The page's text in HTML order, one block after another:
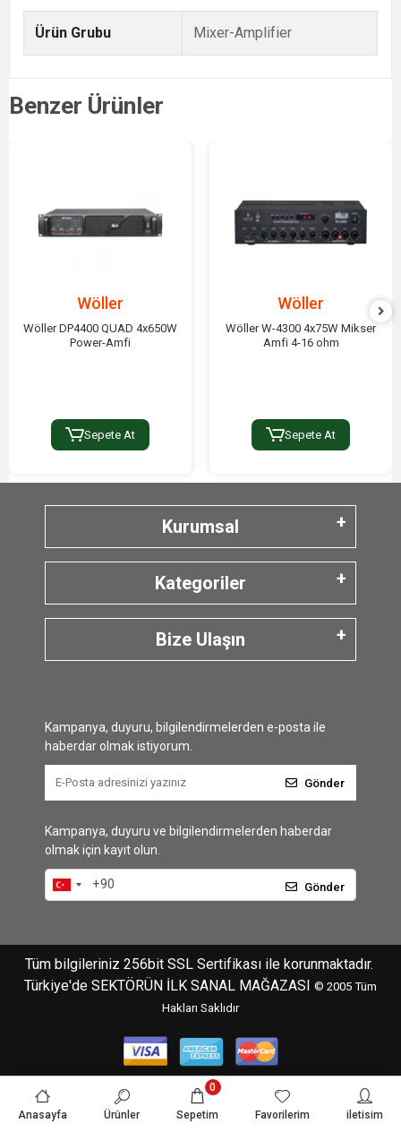
Ürün Grubu Mixer-Amplifier
Benzer Ürünler
Wöller
Wöller DP4400 QUAD 4x650W
Power-Amfi
Sepete At
Wöller
Wöller W-4300 4x75W Mikser
Amfi 4-16 ohm
Sepete At
Kurumsal
Kategoriler
Bize Ulaşın
Kampanya, duyuru, bilgilendirmelerden e-posta ile
haberdar olmak istiyorum.
Gönder
Kampanya, duyuru ve bilgilendirmelerden haberdar
olmak için kayıt olun.
Gönder
Tüm bilgileriniz 256bit SSL Sertifikası ile korunmaktadır.
Türkiye'de SEKTÖRÜN İLK SANAL MAĞAZASI © 2005 Tüm
Hakları Saklıdır
Anasayfa Ürünler Sepetim
0
Favorilerim iletisim